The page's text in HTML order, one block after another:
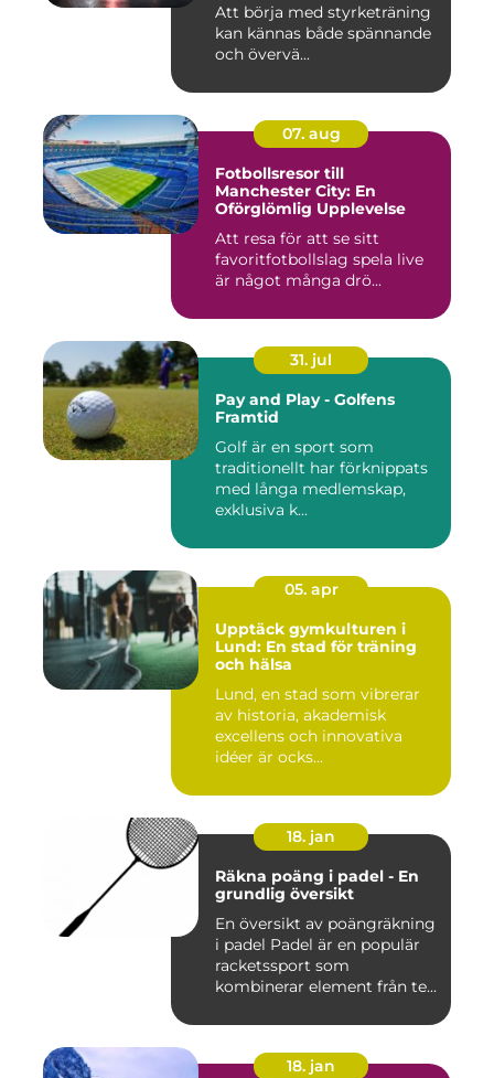
Att börja med styrketräning
kan kännas både spännande
och övervä...
07. aug
Fotbollsresor till
Manchester City: En
Oförglömlig Upplevelse
Att resa för att se sitt
favoritfotbollslag spela live
är något många drö...
31. jul
Pay and Play - Golfens
Framtid
Golf är en sport som
traditionellt har förknippats
med långa medlemskap,
exklusiva k...
05. apr
Upptäck gymkulturen i
Lund: En stad för träning
och hälsa
Lund, en stad som vibrerar
av historia, akademisk
excellens och innovativa
idéer är ocks...
18. jan
Räkna poäng i padel - En
grundlig översikt
En översikt av poängräkning
i padel Padel är en populär
racketssport som
kombinerar element från te...
18. jan